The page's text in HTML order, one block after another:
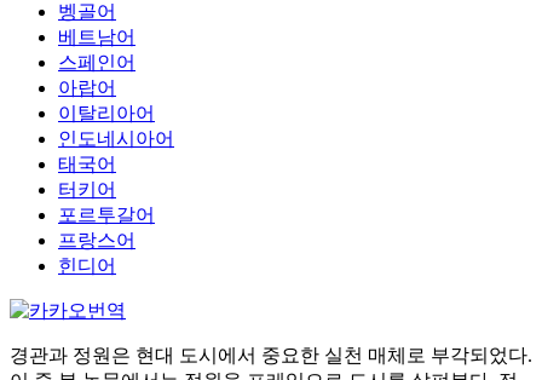
벵골어
베트남어
스페인어
아랍어
이탈리아어
인도네시아어
태국어
터키어
포르투갈어
프랑스어
힌디어
경관과 정원은 현대 도시에서 중요한 실천 매체로 부각되었다.